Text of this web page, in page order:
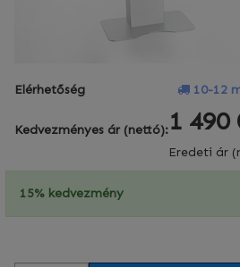
Elérhetőség 10-12
Kedvezményes ár (nettó):1 490
Eredeti ár
15% kedvezmény